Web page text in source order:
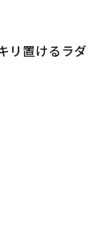
リ置けるラダ